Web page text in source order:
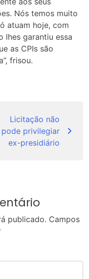
Nós temos muito
atuam hoje, com
lhes garantiu essa
as CPIs são
frisou.
Licitação não
pode privilegiar
ex-presidiário
publicado. Campos